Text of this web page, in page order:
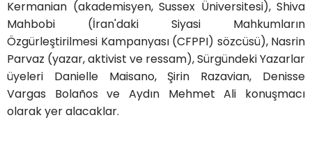
Kermanian (akademisyen, Sussex Üniversitesi), Shiva
Mahbobi (İran'daki Siyasi Mahkumların
Özgürleştirilmesi Kampanyası (CFPPI) sözcüsü), Nasrin
Parvaz (yazar, aktivist ve ressam), Sürgündeki Yazarlar
üyeleri Danielle Maisano, Şirin Razavian, Denisse
Vargas Bolaños ve Aydın Mehmet Ali konuşmacı
olarak yer alacaklar.